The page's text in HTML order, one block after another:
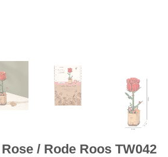
/ Rode Roos TW042